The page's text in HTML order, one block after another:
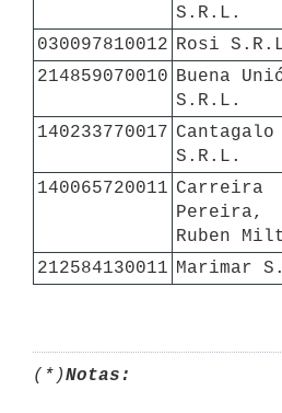
S.R.L.
030097810012 Rosi
214859070010 Buena
S.R.L.
140233770017 Cantagalo
S.R.L.
140065720011 Carreira
Pereira,
Ruben
212584130011 Marimar
(*)Notas: